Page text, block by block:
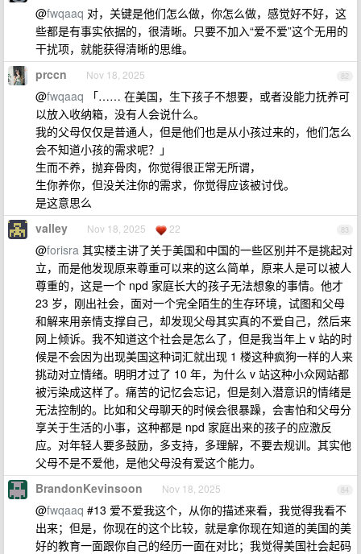
@fwqaaq 对，关键是他们怎么做，你怎么做，感觉好不好，这
些都是有事实依据的，很清晰。只要不加入“爱不爱”这个无用的
干扰项，就能获得清晰的思维。
82
prccn Nov 18, 2025
@fwqaaq 「…… 在美国，生下孩子不想要，或者没能力抚养可
以放入收纳箱，没有人会说什么。
我的父母仅仅是普通人，但是他们也是从小孩过来的，他们怎么
会不知道小孩的需求呢？」
生而不养，抛弃骨肉，你觉得很正常无所谓，
生你养你，但没关注你的需求，你觉得应该被讨伐。
是这意思么
83
valley Nov 18, 2025 22
@forisra 其实楼主讲了关于美国和中国的一些区别并不是挑起对
立，而是他发现原来尊重可以来的这么简单，原来人是可以被人
尊重的，这是一个 npd 家庭长大的孩子无法想象的事情。他才
23 岁，刚出社会，面对一个完全陌生的生存环境，试图和父母
和解来用亲情支撑自己，却发现父母其实真的不爱自己，然后来
网上倾诉。我不知道这个社会是怎么了，但是我当年上 v 站的时
候是不会因为出现美国这种词汇就出现 1 楼这种疯狗一样的人来
挑动对立情绪。明明才过了 10 年，为什么 v 站这种小众网站都
被污染成这样了。痛苦的记忆会忘记，但是刻入潜意识的情绪是
无法控制的。比如和父母聊天的时候会很暴躁，会害怕和父母分
享关于生活的小事，这种都是 npd 家庭出来的孩子的应激反
应。对年轻人要多鼓励，多支持，多理解，不要去规训。其实他
父母不是不爱他，是他父母没有爱这个能力。
84
BrandonKevinsoon Nov 18, 2025
@fwqaaq #13 爱不爱我这个，从你的描述来看，我觉得我看不
出来；但是，你现在的这个比较，就是拿你现在知道的美国的美
好的教育一面跟你自己的经历一面在对比；我觉得美国社会起码